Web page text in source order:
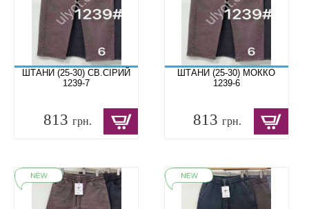
ШТАНИ (25-30) СВ.СІРИЙ
1239-7
813 грн.
ШТАНИ (25-30) МОККО
1239-6
813грн.